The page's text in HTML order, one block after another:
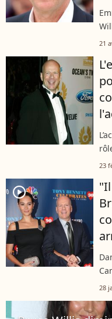
21
vu
23
player2
de
de
28